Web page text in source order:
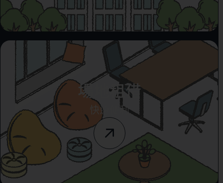
場地租借
快速便利
方選單連結區
:::